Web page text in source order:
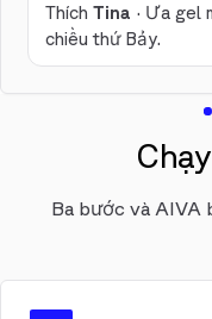
Thích Tina · Ưa gel
chiều thứ Bảy.
Ba bước và AIVA